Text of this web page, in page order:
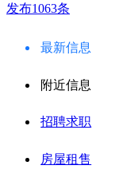
发布1063条
最新信息
附近信息
招聘求职
房屋租售